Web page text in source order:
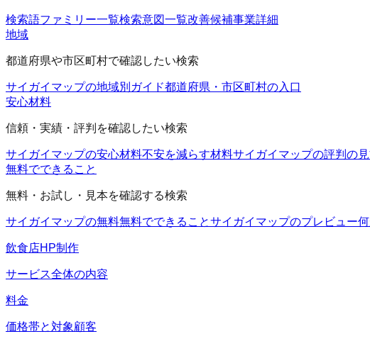
検索語ファミリー一覧検索意図一覧改善候補事業詳細
地域
都道府県や市区町村で確認したい検索
サイガイマップの地域別ガイド都道府県・市区町村の入口
安心材料
信頼・実績・評判を確認したい検索
サイガイマップの安心材料不安を減らす材料サイガイマップの評判の
無料でできること
無料・お試し・見本を確認する検索
サイガイマップの無料無料でできることサイガイマップのプレビュー
飲食店HP制作
サービス全体の内容
料金
価格帯と対象顧客